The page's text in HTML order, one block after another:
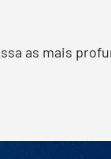
as mais